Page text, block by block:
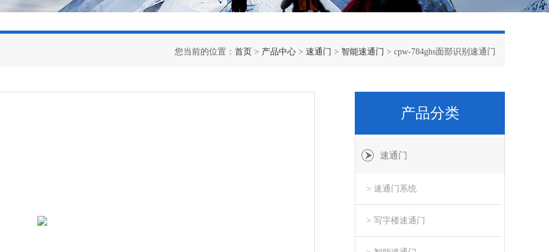
您当前的位置： 首页 > 产品中心 > 速通门 > 智能速通门 > cpw-784ghs面部识别速通门
产品分类
速通门
> 速通门系统
> 写字楼速通门